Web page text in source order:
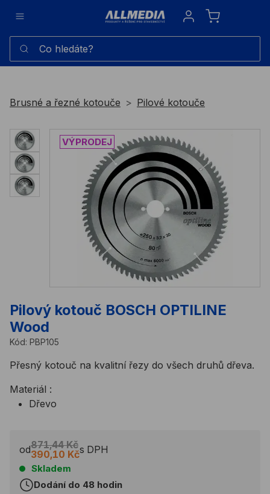
Sign in
Co hledáte?
Brusné a řezné kotouče Pilové kotouče
Pilový kotouč BOSCH OPTILINE
Wood
Kód: PBP105
Přesný kotouč na kvalitní řezy do všech druhů dřeva.
Materiál :
Dřevo
od871,44 Kč
390,10 Kčs DPH
Skladem
Dodání do 48 hodin